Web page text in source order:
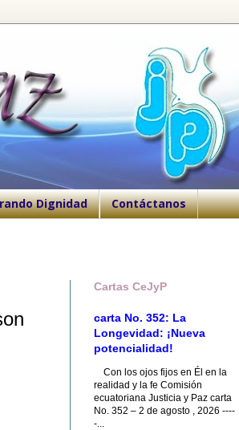
Dignidad Contáctanos
Cartas CeJyP
carta No. 352: La
Longevidad: ¡Nueva
potencialidad!
Con los ojos fijos en Él en la
realidad y la fe Comisión
ecuatoriana Justicia y Paz carta
No. 352 – 2 de agosto , 2026 ----
-...